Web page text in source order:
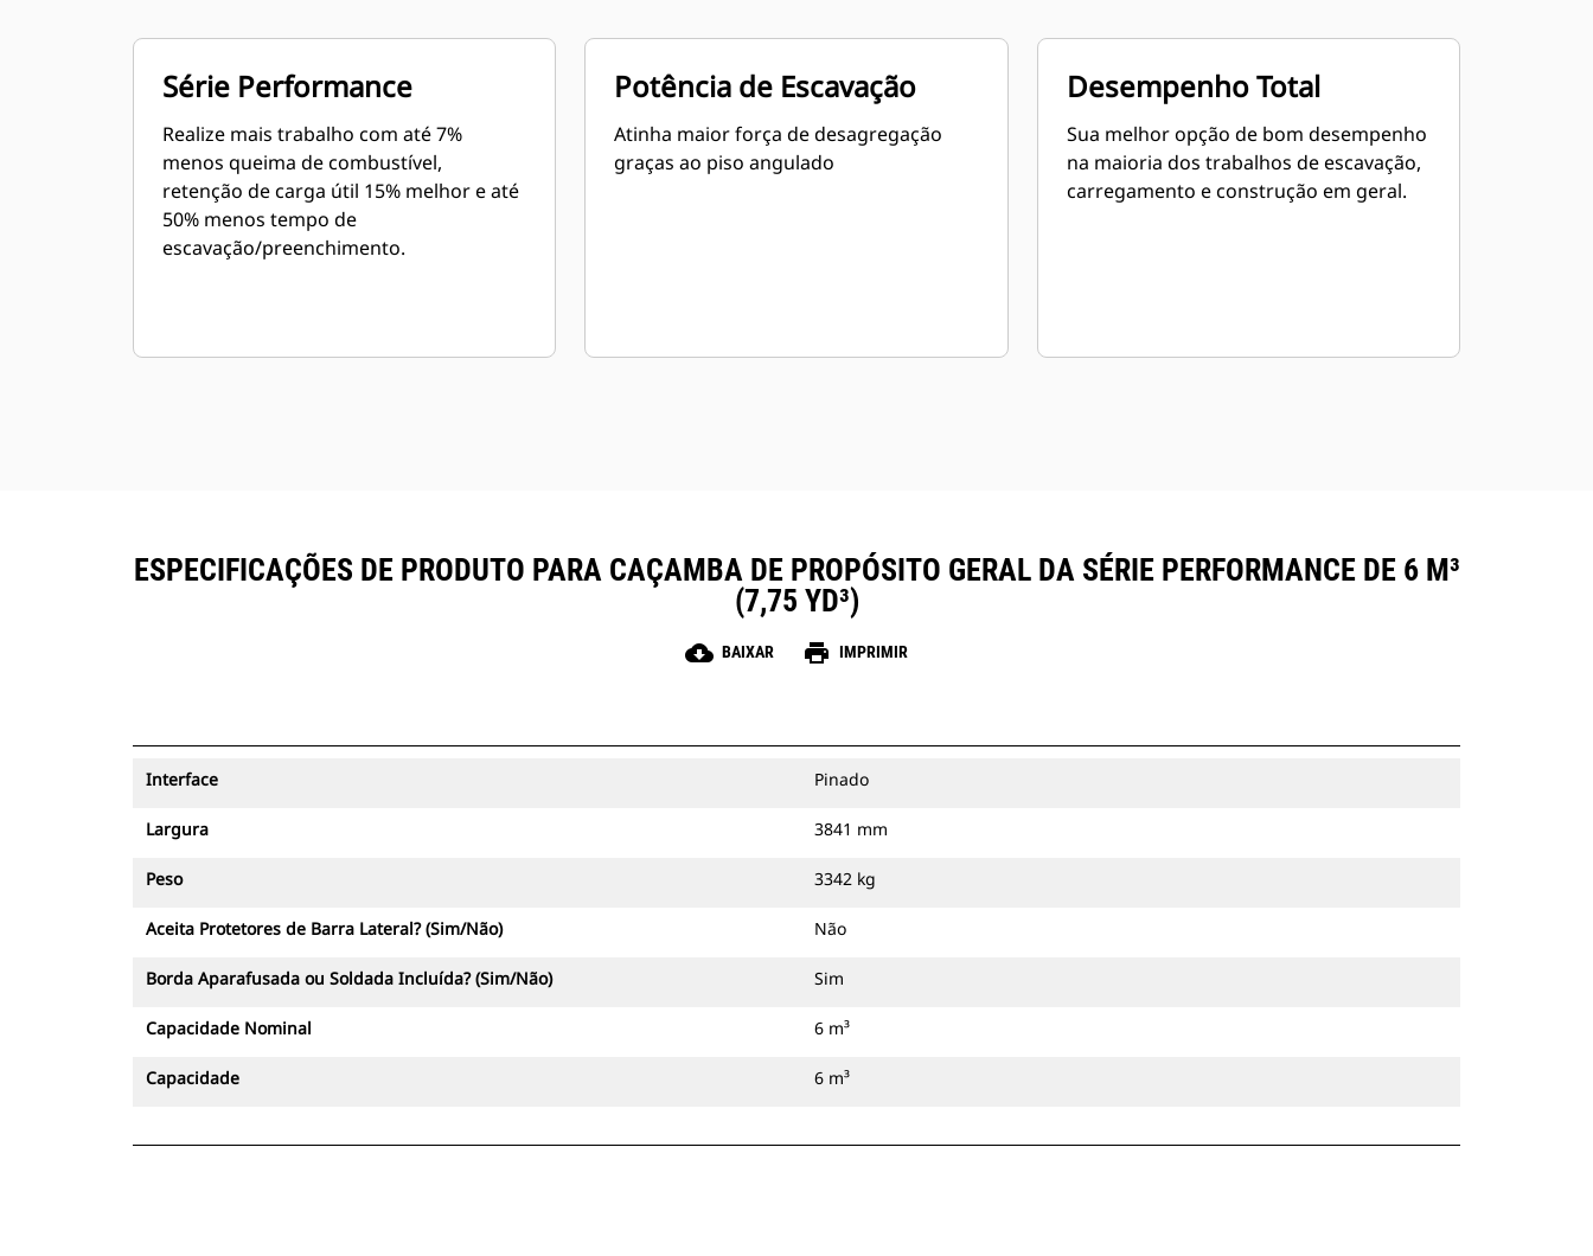
Série Performance
Realize mais trabalho com até 7%
menos queima de combustível,
retenção de carga útil 15% melhor e até
50% menos tempo de
escavação/preenchimento.
Potência de Escavação
Atinha maior força de desagregação
graças ao piso angulado
Desempenho Total
Sua melhor opção de bom desempenho
na maioria dos trabalhos de escavação,
carregamento e construção em geral.
ESPECIFICAÇÕES DE PRODUTO PARA CAÇAMBA DE PROPÓSITO GERAL DA SÉRIE PERFORMANCE DE 6 M³
(7,75 YD³)
cloud_download BAIXAR print IMPRIMIR
Interface Pinado
Largura 3841 mm
Peso 3342 kg
Aceita Protetores de Barra Lateral? (Sim/Não) Não
Borda Aparafusada ou Soldada Incluída? (Sim/Não) Sim
Capacidade Nominal 6 m³
Capacidade 6 m³